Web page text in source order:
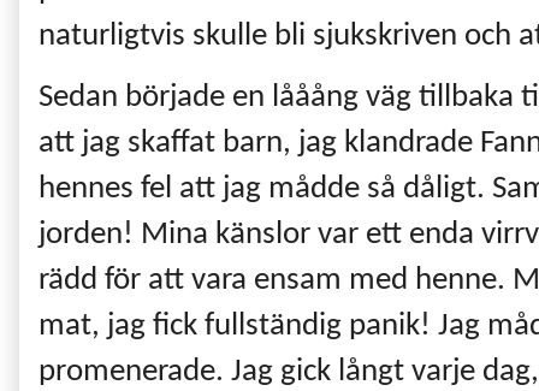
naturligtvis skulle bli sjukskriven och
Sedan började en lååång väg tillbaka
att jag skaffat barn, jag klandrade
hennes fel att jag mådde så dåligt.
jorden! Mina känslor var ett enda
rädd för att vara ensam med henne.
mat, jag fick fullständig panik! Jag
promenerade. Jag gick långt varje